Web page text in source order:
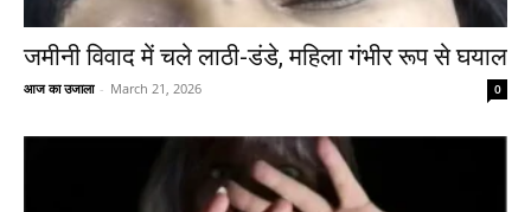
जमीनी विवाद में चले लाठी-डंडे, महिला गंभीर रूप से घयाल
आज का उजाला - March 21, 2026 0